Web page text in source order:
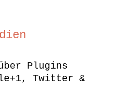
Plugins
Twitter &